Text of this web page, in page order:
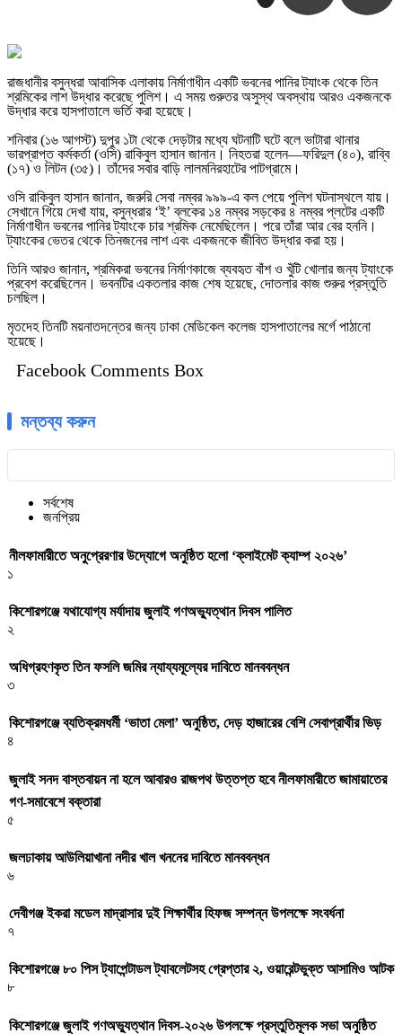
রাজধানীর বসুন্ধরা আবাসিক এলাকায় নির্মাণাধীন একটি ভবনের পানির ট্যাংক থেকে তিন
শ্রমিকের লাশ উদ্ধার করেছে পুলিশ। এ সময় গুরুতর অসুস্থ অবস্থায় আরও একজনকে
উদ্ধার করে হাসপাতালে ভর্তি করা হয়েছে।
শনিবার (১৬ আগস্ট) দুপুর ১টা থেকে দেড়টার মধ্যে ঘটনাটি ঘটে বলে ভাটারা থানার
ভারপ্রাপ্ত কর্মকর্তা (ওসি) রাকিবুল হাসান জানান। নিহতরা হলেন—ফরিদুল (৪০), রাব্বি
(১৭) ও লিটন (৩৫)। তাঁদের সবার বাড়ি লালমনিরহাটের পাটগ্রামে।
ওসি রাকিবুল হাসান জানান, জরুরি সেবা নম্বর ৯৯৯-এ কল পেয়ে পুলিশ ঘটনাস্থলে যায়।
সেখানে গিয়ে দেখা যায়, বসুন্ধরার ‘ই’ ব্লকের ১৪ নম্বর সড়কের ৪ নম্বর প্লটের একটি
নির্মাণাধীন ভবনের পানির ট্যাংকে চার শ্রমিক নেমেছিলেন। পরে তাঁরা আর বের হননি।
ট্যাংকের ভেতর থেকে তিনজনের লাশ এবং একজনকে জীবিত উদ্ধার করা হয়।
তিনি আরও জানান, শ্রমিকরা ভবনের নির্মাণকাজে ব্যবহৃত বাঁশ ও খুঁটি খোলার জন্য ট্যাংকে
প্রবেশ করেছিলেন। ভবনটির একতলার কাজ শেষ হয়েছে, দোতলার কাজ শুরুর প্রস্তুতি
চলছিল।
মৃতদেহ তিনটি ময়নাতদন্তের জন্য ঢাকা মেডিকেল কলেজ হাসপাতালের মর্গে পাঠানো
হয়েছে।
Facebook Comments Box
মন্তব্য করুন
সর্বশেষ
জনপ্রিয়
নীলফামারীতে অনুপ্রেরণার উদ্যোগে অনুষ্ঠিত হলো ‘ক্লাইমেট ক্যাম্প ২০২৬’
১
কিশোরগঞ্জে যথাযোগ্য মর্যাদায় জুলাই গণঅভ্যুত্থান দিবস পালিত
২
অধিগ্রহণকৃত তিন ফসলি জমির ন্যায্যমূল্যের দাবিতে মানববন্ধন
৩
কিশোরগঞ্জে ব্যতিক্রমধর্মী ‘ভাতা মেলা’ অনুষ্ঠিত, দেড় হাজারের বেশি সেবাপ্রার্থীর ভিড়
৪
জুলাই সনদ বাস্তবায়ন না হলে আবারও রাজপথ উত্তপ্ত হবে নীলফামারীতে জামায়াতের
গণ-সমাবেশে বক্তারা
৫
জলঢাকায় আউলিয়াখানা নদীর খাল খননের দাবিতে মানববন্ধন
৬
দেবীগঞ্জ ইকরা মডেল মাদ্রাসার দুই শিক্ষার্থীর হিফজ সম্পন্ন উপলক্ষে সংবর্ধনা
৭
কিশোরগঞ্জে ৮০ পিস ট্যাপেন্টাডল ট্যাবলেটসহ গ্রেপ্তার ২, ওয়ারেন্টভুক্ত আসামিও আটক
৮
কিশোরগঞ্জে জুলাই গণঅভ্যুত্থান দিবস-২০২৬ উপলক্ষে প্রস্তুতিমূলক সভা অনুষ্ঠিত